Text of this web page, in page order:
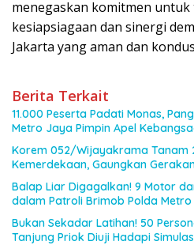
menegaskan komitmen
kesiapsiagaan dan sinergi
Jakarta yang aman dan
Berita Terkait
11.000 Peserta Padati Monas,
Metro Jaya Pimpin Apel
Korem 052/Wijayakrama Tanam
Kemerdekaan, Gaungkan
Balap Liar Digagalkan! 9 Motor
dalam Patroli Brimob Polda
Bukan Sekadar Latihan! 50
Tanjung Priok Diuji Hadapi